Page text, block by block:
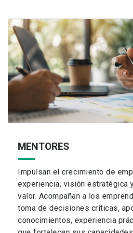
MENTORES
Impulsan el crecimiento de
experiencia, visión estratégica
valor. Acompañan a los
toma de decisiones críticas,
conocimientos, experiencia